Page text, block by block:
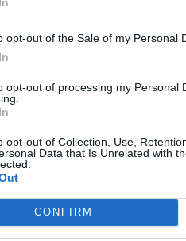
opt-out of the Sale of my Personal
opt-out of processing my Personal
opt-out of Collection, Use,
Data that Is Unrelated with
CONFIRM
είναι ήδη διαθέσιμη.
Electric
για τη
της θέση
Η